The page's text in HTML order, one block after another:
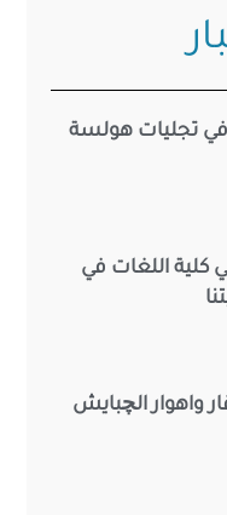
في تجليات هولسة
كلية اللغات في
واهوار الچبايش